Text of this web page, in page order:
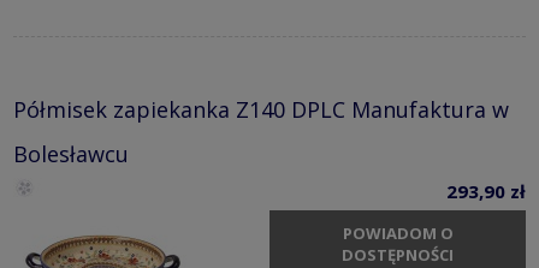
Półmisek zapiekanka Z140 DPLC Manufaktura w
Bolesławcu
293,90 zł
POWIADOM O
DOSTĘPNOŚCI